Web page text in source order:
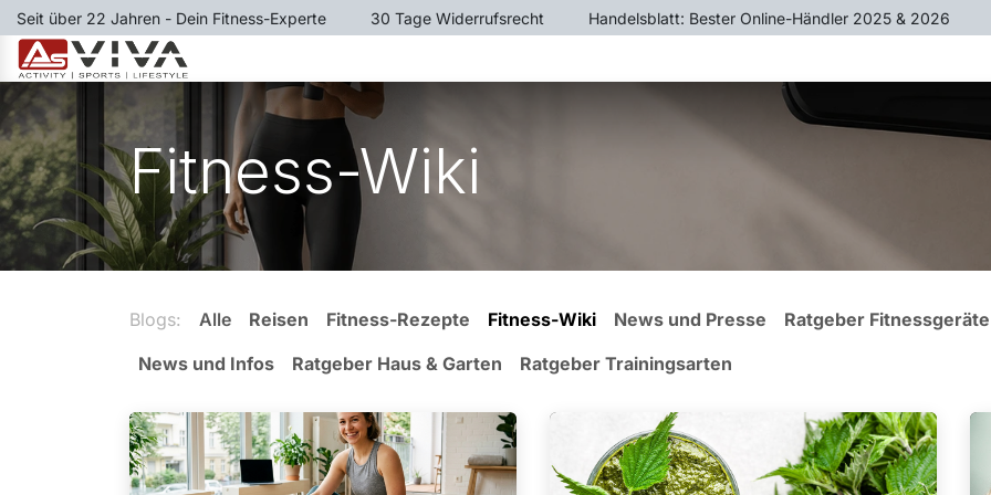
Zum Inhalt springen
Seit über 22 Jahren - Dein Fitness-Experte ​30 Tage Widerrufsrecht ​Handelsblatt: Bester Online-Händler 2025 & 2026
Fitness-Wiki
Blogs: Alle Reisen Fitness-Rezepte Fitness-Wiki News und Presse
Ratgeber Fitnessgeräte
News und Infos
Ratgeber Haus & Garten Ratgeber Trainingsarten